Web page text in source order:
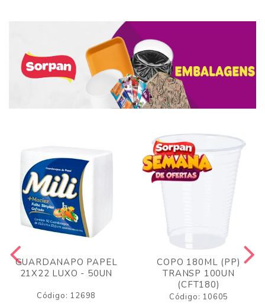
GUARDANAPO PAPEL
21X22 LUXO - 50UN
Código: 12698
COPO 180ML (PP)
TRANSP 100UN
(CFT180)
Código: 10605